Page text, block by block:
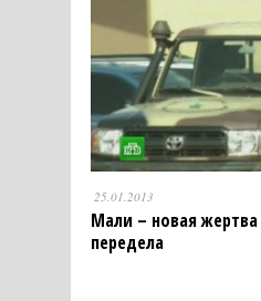
25.01.2013
Мали – новая жертва
передела